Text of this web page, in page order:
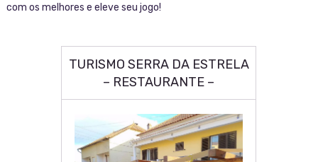
com os melhores e eleve seu jogo!
TURISMO SERRA DA ESTRELA
– RESTAURANTE –